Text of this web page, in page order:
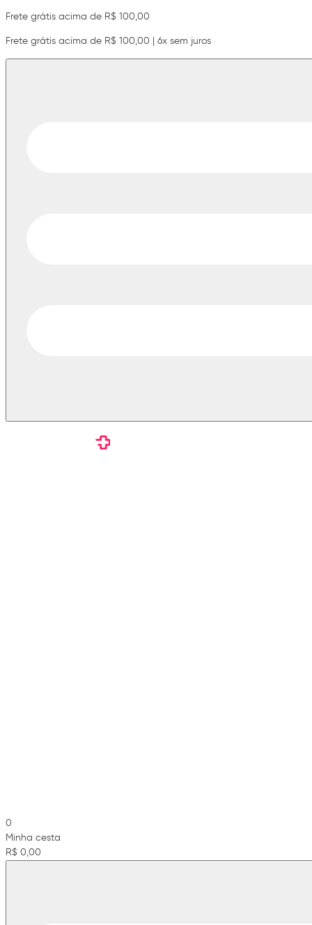
Frete grátis acima de R$ 100,00
Frete grátis acima de R$ 100,00 | 6x sem juros
0
Minha cesta
R$ 0,00